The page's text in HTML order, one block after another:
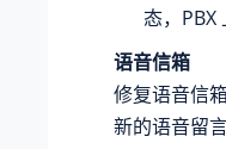
态，PBX
语音信箱
修复语音信
新的语音留